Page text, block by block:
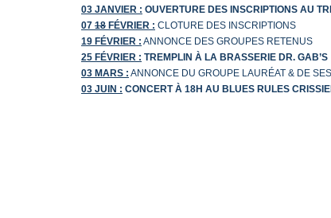
03 JANVIER : OUVERTURE DES INSCRIPTIONS AU
07 18 FÉVRIER : CLOTURE DES INSCRIPTIONS
19 FÉVRIER : ANNONCE DES GROUPES RETENUS
25 FÉVRIER : TREMPLIN À LA BRASSERIE DR. GAB’S
03 MARS : ANNONCE DU GROUPE LAURÉAT & DE
03 JUIN : CONCERT À 18H AU BLUES RULES